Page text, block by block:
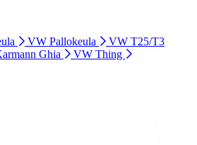
VW Pallokeula
VW T25/T3
Ghia VW Thing